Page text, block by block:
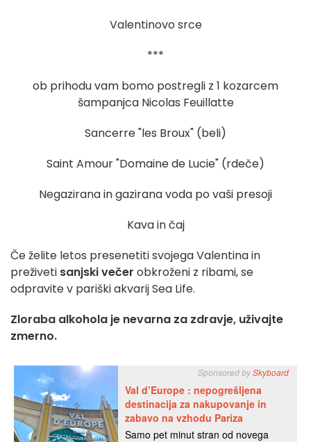
Valentinovo srce
***
ob prihodu vam bomo postregli z 1 kozarcem
šampanjca Nicolas Feuillatte
Sancerre "les Broux" (beli)
Saint Amour "Domaine de Lucie" (rdeče)
Negazirana in gazirana voda po vaši presoji
Kava in čaj
Če želite letos presenetiti svojega Valentina in
preživeti sanjski večer obkroženi z ribami, se
odpravite v pariški akvarij Sea Life.
Zloraba alkohola je nevarna za zdravje, uživajte
zmerno.